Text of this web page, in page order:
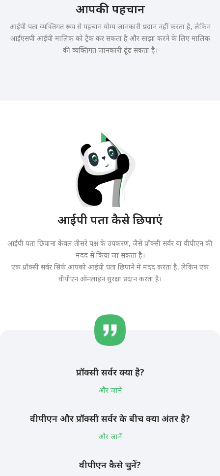
आपकी पहचान
आईपी पता व्यक्तिगत रूप से पहचान योग्य जानकारी प्रदान नहीं करता है, लेकिन
आईएसपी आईपी मालिक को ट्रैक कर सकता है और साझा करने के लिए मालिक
की व्यक्तिगत जानकारी ढूंढ सकता है।
आईपी पता कैसे छिपाएं
आईपी पता छिपाना केवल तीसरे पक्ष के उपकरण, जैसे प्रॉक्सी सर्वर या वीपीएन की
मदद से किया जा सकता है।
एक प्रॉक्सी सर्वर सिर्फ आपको आईपी पता छिपाने में मदद करता है, लेकिन एक
वीपीएन ऑनलाइन सुरक्षा प्रदान करता है।
प्रॉक्सी सर्वर क्या है?
और जानें
वीपीएन और प्रॉक्सी सर्वर के बीच क्या अंतर है?
और जानें
वीपीएन कैसे चुनें?